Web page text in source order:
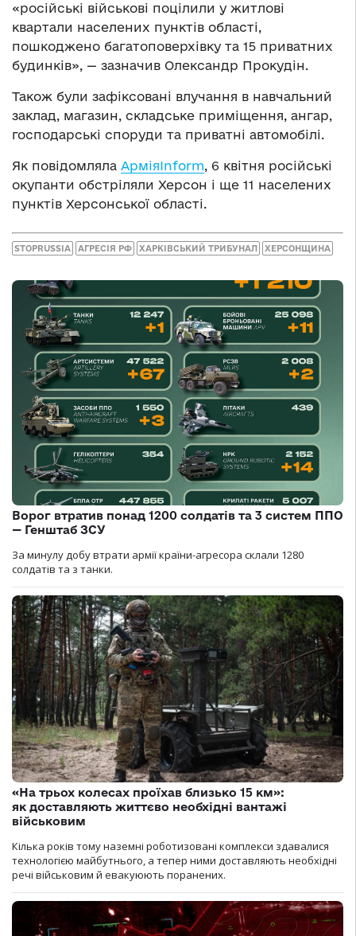
«російські військові поцілили у житлові
квартали населених пунктів області,
пошкоджено багатоповерхівку та 15 приватних
будинків», — зазначив Олександр Прокудін.
Також були зафіксовані влучання в навчальний
заклад, магазин, складське приміщення, ангар,
господарські споруди та приватні автомобілі.
Як повідомляла АрміяInform, 6 квітня російські
окупанти обстріляли Херсон і ще 11 населених
пунктів Херсонської області.
STOPRUSSIA АГРЕСІЯ РФ ХАРКІВСЬКИЙ ТРИБУНАЛ ХЕРСОНЩИНА
Ворог втратив понад 1200 солдатів та 3 систем ППО
— Генштаб ЗСУ
За минулу добу втрати армії країни-агресора склали 1280
солдатів та з танки.
«На трьох колесах проїхав близько 15 км»:
як доставляють життєво необхідні вантажі
військовим
Кілька років тому наземні роботизовані комплекси здавалися
технологією майбутнього, а тепер ними доставляють необхідні
речі військовим й евакуюють поранених.